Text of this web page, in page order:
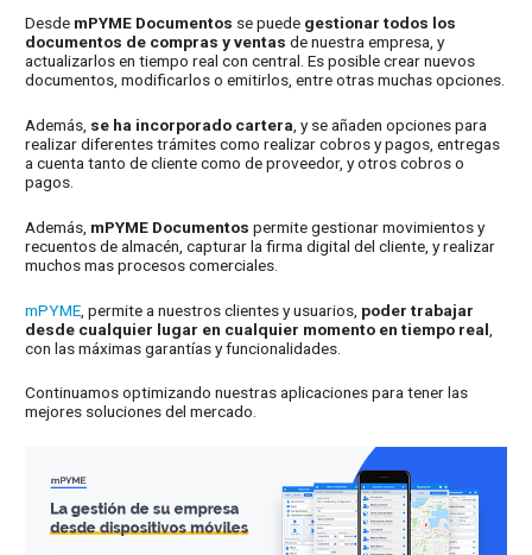
Desde mPYME Documentos se puede gestionar todos los
documentos de compras y ventasde nuestra empresa, y
actualizarlos en tiempo real con central. Es posible crear nuevos
documentos, modificarlos o emitirlos, entre otras muchas opciones.
Además, se ha incorporado cartera , y se añaden opciones para
realizar diferentes trámites como realizar cobros y pagos, entregas
a cuenta tanto de cliente como de proveedor, y otros cobros o
pagos.
Además, mPYME Documentos permite gestionar movimientos y
recuentos de almacén, capturar la firma digital del cliente, y realizar
muchos mas procesos comerciales.
mPYME , permite a nuestros clientes y usuarios, poder trabajar
desde cualquier lugar en cualquier momento en tiempo real
con las máximas garantías y funcionalidades.
Continuamos optimizando nuestras aplicaciones para tener las
mejores soluciones del mercado.